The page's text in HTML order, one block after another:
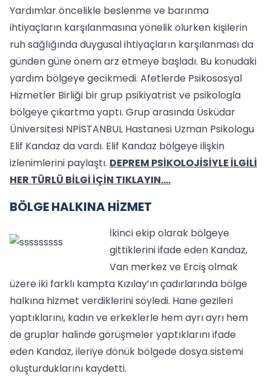
Yardımlar öncelikle beslenme ve barınma
ihtiyaçların karşılanmasına yönelik olurken kişilerin
ruh sağlığında duygusal ihtiyaçların karşılanması da
günden güne önem arz etmeye başladı. Bu konudaki
yardım bölgeye gecikmedi. Afetlerde Psikososyal
Hizmetler Birliği bir grup psikiyatrist ve psikologla
bölgeye çıkartma yaptı. Grup arasında Üsküdar
Üniversitesi NPİSTANBUL Hastanesi Uzman Psikologu
Elif Kandaz da vardı. Elif Kandaz bölgeye ilişkin
izlenimlerini paylaştı. DEPREM PSİKOLOJİSİYLE İLGİLİ
HER TÜRLÜ BİLGİ İÇİN TIKLAYIN....
BÖLGE HALKINA HİZMET
İkinci ekip olarak bölgeye
gittiklerini ifade eden Kandaz,
Van merkez ve Erciş olmak
üzere iki farklı kampta Kızılay’ın çadırlarında bölge
halkına hizmet verdiklerini söyledi. Hane gezileri
yaptıklarını, kadın ve erkeklerle hem ayrı ayrı hem
de gruplar halinde görüşmeler yaptıklarını ifade
eden Kandaz, ileriye dönük bölgede dosya sistemi
oluşturduklarını kaydetti.